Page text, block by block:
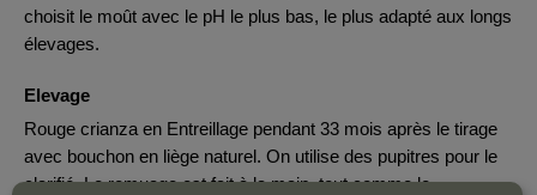
choisit le moût avec le pH le plus bas, le plus adapté aux longs
élevages.
Elevage
Rouge crianza en Entreillage pendant 33 mois après le tirage
avec bouchon en liège naturel. On utilise des pupitres pour le
clarifié. Le remuage est fait à la main, tout comme le